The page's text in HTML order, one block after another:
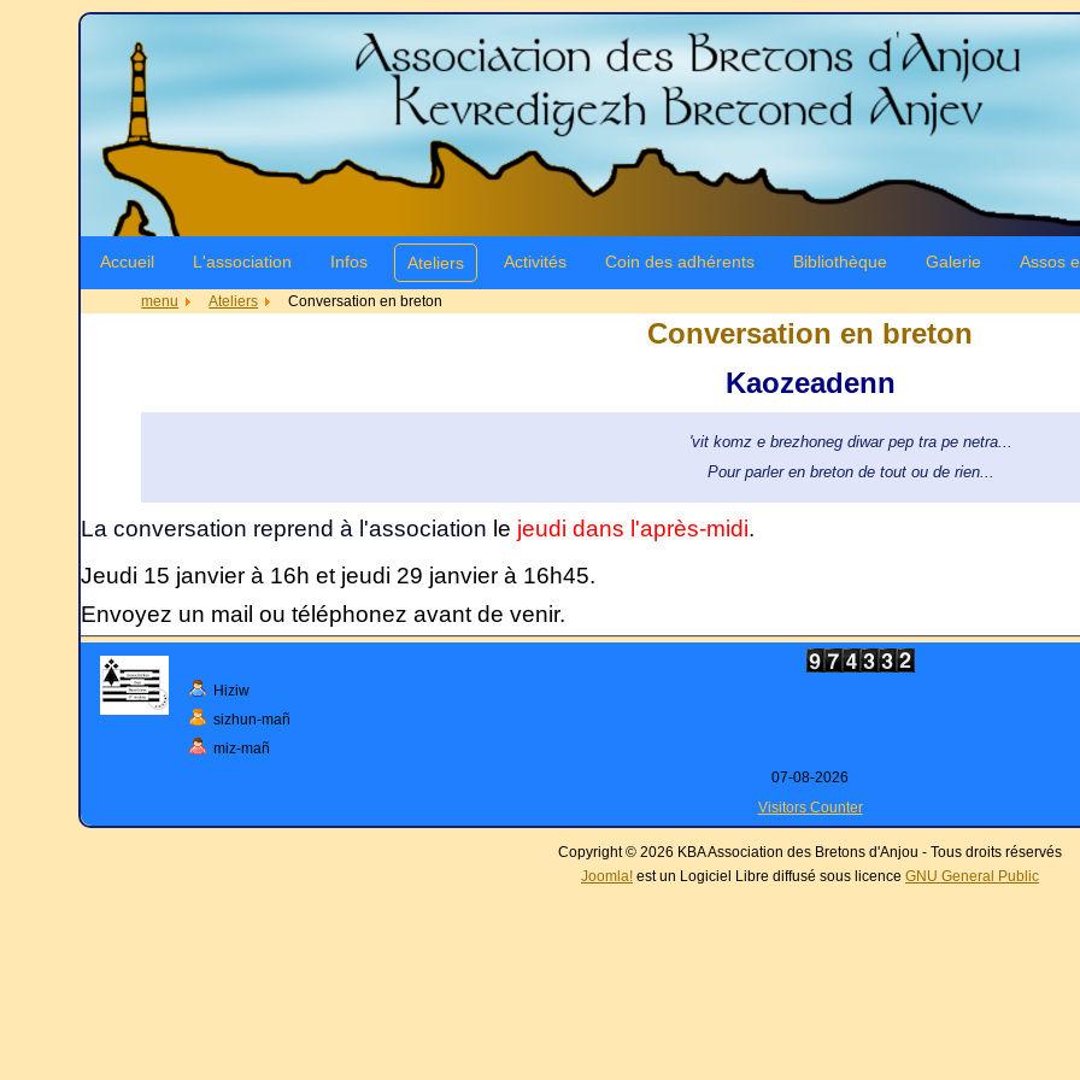
Accueil L'association Infos Ateliers Activités Coin des adhérents Bibliothèque Galerie Assos
menu Ateliers Conversation en breton
Conversation en breton
Kaozeadenn
'vit komz e brezhoneg diwar pep tra pe netra...
Pour parler en breton de tout ou de rien...
La conversation reprend à l'association le jeudi dans l'après-midi.
Jeudi 15 janvier à 16h et jeudi 29 janvier à 16h45.
Envoyez un mail ou téléphonez avant de venir.
Hiziw
sizhun-mañ
miz-mañ
07-08-2026
Visitors Counter
Copyright © 2026 KBA Association des Bretons d'Anjou - Tous droits réservés
Joomla! est un Logiciel Libre diffusé sous licence GNU General Public